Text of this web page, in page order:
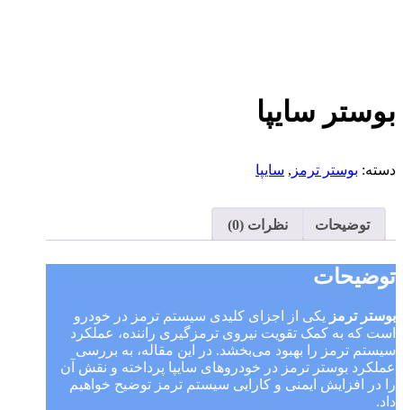
بوستر سایپا
دسته: بوستر ترمز , سایپا
توضیحات نظرات (0)
توضیحات
بوستر ترمز یکی از اجزای کلیدی سیستم ترمز در خودرو
است که به کمک تقویت نیروی ترمزگیری راننده، عملکرد
سیستم ترمز را بهبود می‌بخشد. در این مقاله، به بررسی
عملکرد بوستر ترمز در خودروهای سایپا پرداخته و نقش آن
را در افزایش ایمنی و کارایی سیستم ترمز توضیح خواهیم
داد.